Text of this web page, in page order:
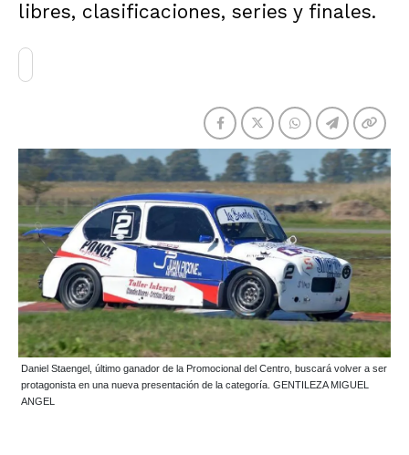
libres, clasificaciones, series y finales.
Daniel Staengel, último ganador de la Promocional del Centro, buscará volver a ser
protagonista en una nueva presentación de la categoría. GENTILEZA MIGUEL
ANGEL